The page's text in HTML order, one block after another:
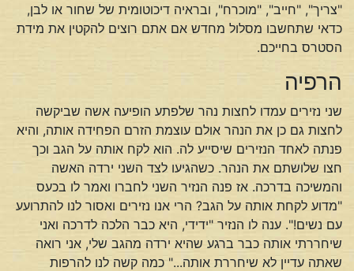
"צריך", "חייב", "מוכרח", ובראיה דיכוטומית של שחור או לבן,
כדאי שתחשבו מסלול מחדש אם אתם רוצים להקטין את מידת
הסטרס בחייכם.
הרפיה
שני נזירים עמדו לחצות נהר שלפתע הופיעה אשה שביקשה
לחצות גם כן את הנהר אולם עוצמת הזרם הפחידה אותה, והיא
פנתה לאחד הנזירים שיסייע לה. הוא לקח אותה על הגב וכך
חצו שלושתם את הנהר. כשהגיעו לצד השני ירדה האשה
והמשיכה בדרכה. אז פנה הנזיר השני לחברו ואמר לו בכעס
"מדוע לקחת אותה על הגב? הרי אנו נזירים ואסור לנו להתרועע
עם נשים!". ענה לו הנזיר "ידידי, היא כבר הלכה לדרכה ואני
שיחררתי אותה כבר ברגע שהיא ירדה מהגב שלי, אני רואה
שאתה עדיין לא שיחררת אותה..." כמה קשה לנו להרפות